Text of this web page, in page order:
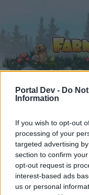
Portal Dev - Do
Information
If you wish to opt-out
processing of your
targeted advertising
section to confirm
opt-out request is
interest-based ads
us or personal
Foren ... Behoben
Mitglieder,
Liebe(r) Forum-
Letzte Beiträge